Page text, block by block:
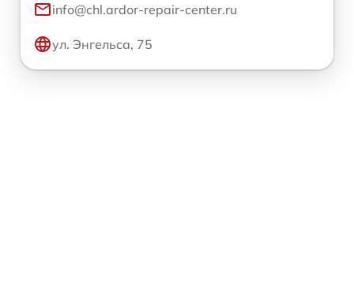
info@chl.ardor-repair-center.ru
ул. Энгельса, 75